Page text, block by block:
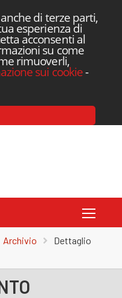
di terze parti,
esperienza di
acconsenti al
su come
rimuoverli,
sui cookie-
Archivio
Dettaglio